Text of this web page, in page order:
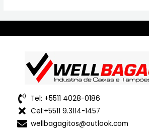
Tel: +5511 4028-0186
Cel:+5511 9.3114-1457
wellbagagitos@outlook.com